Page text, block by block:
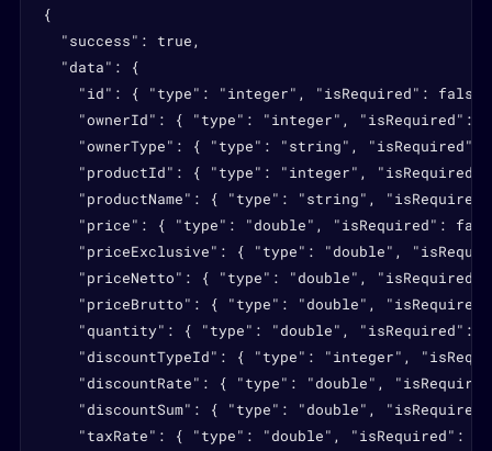
{
  "success": true,
  "data": {
"id": { "type": "integer", "isRequired":
"ownerId": { "type": "integer", "isRequired":
"ownerType": { "type": "string",
"productId": { "type": "integer",
"productName": { "type": "string",
"price": { "type": "double", "isRequired":
"priceExclusive": { "type": "double",
"priceNetto": { "type": "double",
"priceBrutto": { "type": "double",
"quantity": { "type": "double", "isRequired":
"discountTypeId": { "type": "integer",
"discountRate": { "type": "double",
"discountSum": { "type": "double",
"taxRate": { "type": "double", "isRequired":